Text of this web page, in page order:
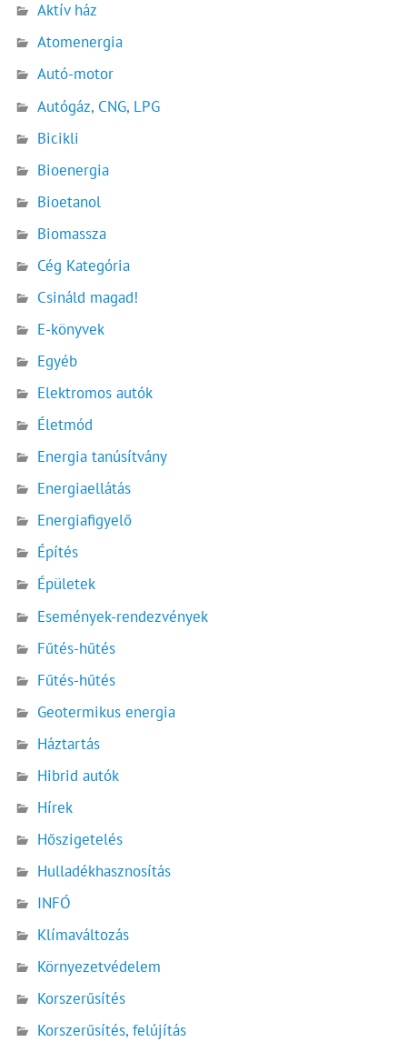
Aktív ház
Atomenergia
Autó-motor
Autógáz, CNG, LPG
Bicikli
Bioenergia
Bioetanol
Biomassza
Cég Kategória
Csináld magad!
E-könyvek
Egyéb
Elektromos autók
Életmód
Energia tanúsítvány
Energiaellátás
Energiafigyelő
Építés
Épületek
Események-rendezvények
Fűtés-hűtés
Fűtés-hűtés
Geotermikus energia
Háztartás
Hibrid autók
Hírek
Hőszigetelés
Hulladékhasznosítás
INFÓ
Klímaváltozás
Környezetvédelem
Korszerűsítés
Korszerűsítés, felújítás